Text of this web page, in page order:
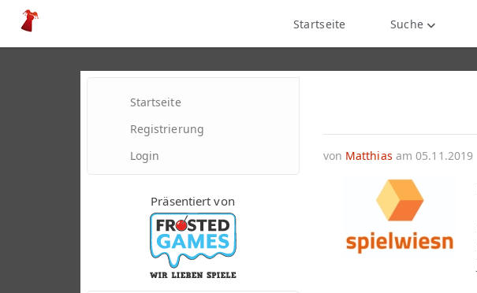
Startseite Suche
Startseite
Registrierung
Login
Präsentiert von
von Matthias am 05.11.2019